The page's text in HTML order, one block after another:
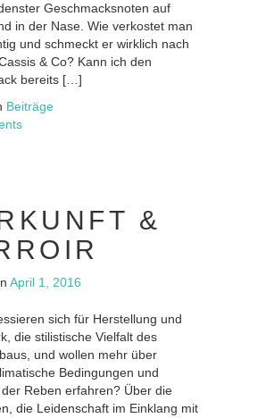
Geschmacksnoten auf
in der Nase. Wie verkostet man
und schmeckt er wirklich nach
& Co? Kann ich den
bereits […]
Beiträge
&
April 1, 2016
sich für Herstellung und
die stilistische Vielfalt des
und wollen mehr über
Bedingungen und
Reben erfahren? Über die
die Leidenschaft im Einklang mit